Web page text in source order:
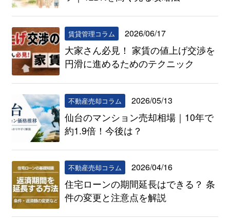
賃貸管理コラム 2026/06/17
大家さん必見！ 家賃の値上げ交渉を
円滑に進めるためのテクニック
不動産売却コラム 2026/05/13
仙台のマンション売却相場｜10年で
約1.9倍！今後は？
不動産売却コラム 2026/04/16
住宅ローンの期間延長はできる？ 条
件の変更と注意点を解説